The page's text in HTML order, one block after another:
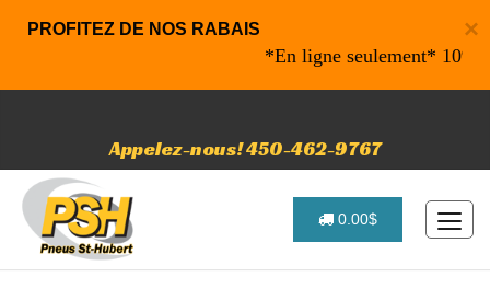
×
PROFITEZ DE NOS RABAIS
*En ligne seulement* 10% de
Appelez-nous! 450-462-9767
0.00$